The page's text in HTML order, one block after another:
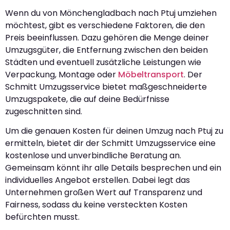
Wenn du von Mönchengladbach nach Ptuj umziehen
möchtest, gibt es verschiedene Faktoren, die den
Preis beeinflussen. Dazu gehören die Menge deiner
Umzugsgüter, die Entfernung zwischen den beiden
Städten und eventuell zusätzliche Leistungen wie
Verpackung, Montage oder Möbeltransport. Der
Schmitt Umzugsservice bietet maßgeschneiderte
Umzugspakete, die auf deine Bedürfnisse
zugeschnitten sind.
Um die genauen Kosten für deinen Umzug nach Ptuj zu
ermitteln, bietet dir der Schmitt Umzugsservice eine
kostenlose und unverbindliche Beratung an.
Gemeinsam könnt ihr alle Details besprechen und ein
individuelles Angebot erstellen. Dabei legt das
Unternehmen großen Wert auf Transparenz und
Fairness, sodass du keine versteckten Kosten
befürchten musst.